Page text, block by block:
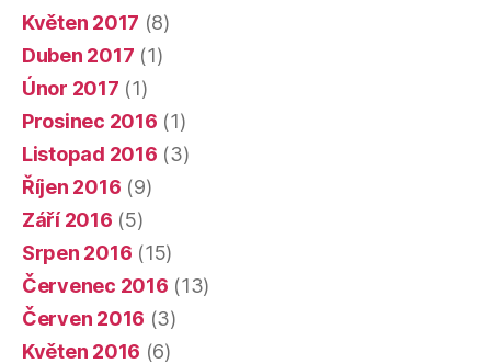
Květen 2017 (8)
Duben 2017 (1)
Únor 2017 (1)
Prosinec 2016 (1)
Listopad 2016 (3)
Říjen 2016 (9)
Září 2016 (5)
Srpen 2016 (15)
Červenec 2016 (13)
Červen 2016 (3)
Květen 2016 (6)